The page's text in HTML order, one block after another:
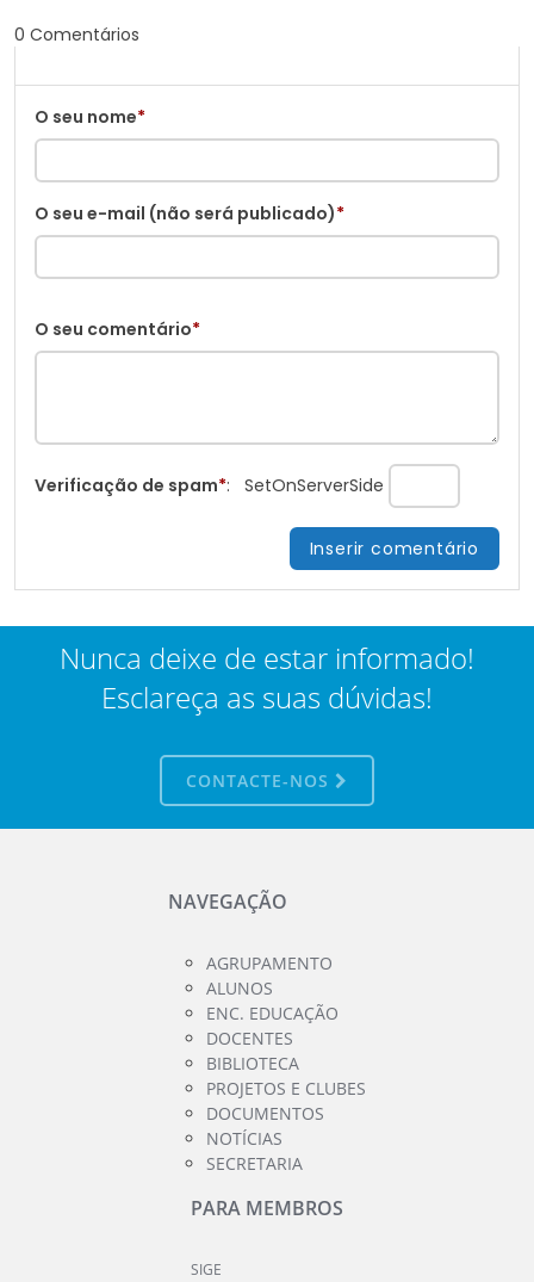
0 Comentários
O seu nome*
O seu e-mail (não será publicado)*
O seu comentário*
Verificação de spam*: SetOnServerSide
Nunca deixe de estar informado!
Esclareça as suas dúvidas!
CONTACTE-NOS
NAVEGAÇÃO
AGRUPAMENTO
ALUNOS
ENC. EDUCAÇÃO
DOCENTES
BIBLIOTECA
PROJETOS E CLUBES
DOCUMENTOS
NOTÍCIAS
SECRETARIA
PARA MEMBROS
SIGE